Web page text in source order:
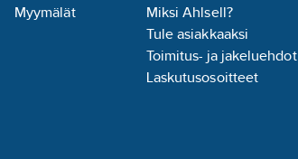
Myymälät
Miksi Ahlsell?
Tule asiakkaaksi
Toimitus- ja jakeluehdot
Laskutusosoitteet